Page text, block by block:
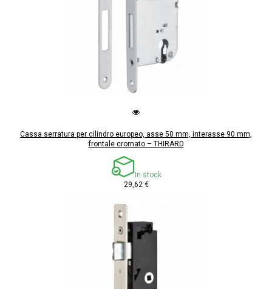
Cassa serratura per cilindro europeo, asse 50 mm, interasse 90 mm,
frontale cromato – THIRARD
In stock
29,62 €